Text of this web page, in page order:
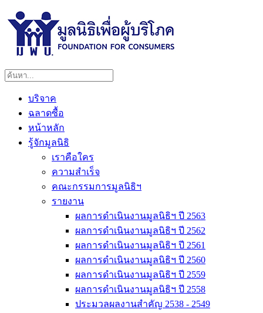
บริจาค
ฉลาดซื้อ
หน้าหลัก
รู้จักมูลนิธิ
เราคือใคร
ความสำเร็จ
คณะกรรมการมูลนิธิฯ
รายงาน
ผลการดำเนินงานมูลนิธิฯ ปี 2563
ผลการดำเนินงานมูลนิธิฯ ปี 2562
ผลการดำเนินงานมูลนิธิฯ ปี 2561
ผลการดำเนินงานมูลนิธิฯ ปี 2560
ผลการดำเนินงานมูลนิธิฯ ปี 2559
ผลการดำเนินงานมูลนิธิฯ ปี 2558
ประมวลผลงานสำคัญ 2538 - 2549